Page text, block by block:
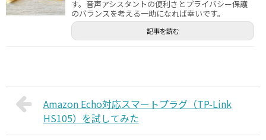
す。音声アシスタントの便利さとプライバシー保護
のバランスを考える一助になれば幸いです。
記事を読む
Amazon Echo対応スマートプラグ（TP-Link
HS105）を試してみた